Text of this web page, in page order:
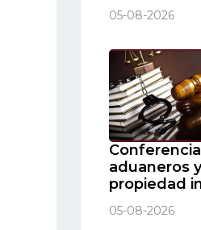
05-08-2026
aduaneros
propiedad
05-08-2026